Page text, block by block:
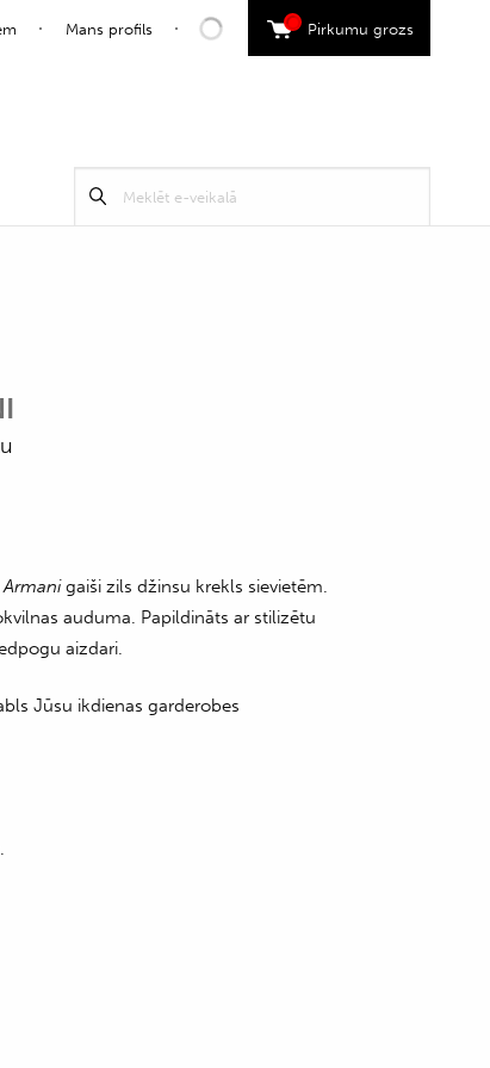
Mans profils Pirkumu grozs
0
Meklēt
Armanigaiši zils džinsu krekls sievietēm.
auduma. Papildināts ar stilizētu
aizdari.
Jūsu ikdienas garderobes